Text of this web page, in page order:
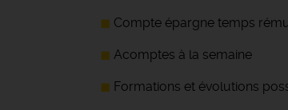
Compte épargne temps
Acomptes à la semaine
Formations et évolutions